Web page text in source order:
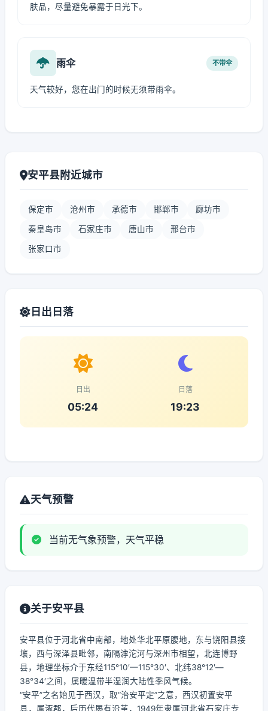
肤品，尽量避免暴露于日光下。
雨伞 不带伞
天气较好，您在出门的时候无须带雨伞。
安平县附近城市
保定市 沧州市 承德市 邯郸市 廊坊市
秦皇岛市 石家庄市 唐山市 邢台市
张家口市
日出日落
日出
05:24
日落
19:23
天气预警
当前无气象预警，天气平稳
关于安平县
安平县位于河北省中南部，地处华北平原腹地，东与饶阳县接
壤，西与深泽县毗邻，南隔滹沱河与深州市相望，北连博野
县，地理坐标介于东经115°10′—115°30′、北纬38°12′—
38°34′之间，属暖温带半湿润大陆性季风气候。
“安平”之名始见于西汉，取“治安平定”之意，西汉初置安平
县，属涿郡，后历代屡有沿革，1949年隶属河北省石家庄专